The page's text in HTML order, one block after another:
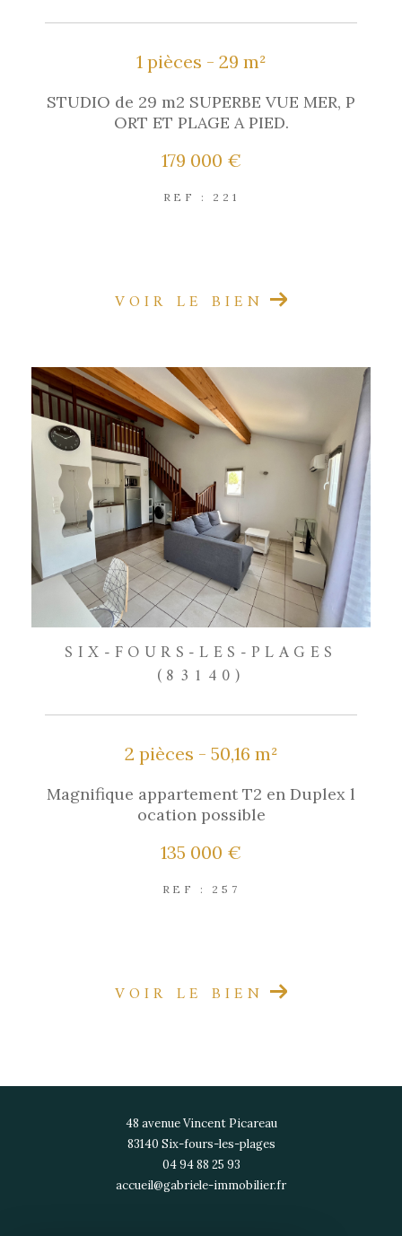
1 pièces - 29 m²
STUDIO de 29 m2 SUPERBE VUE MER, P
ORT ET PLAGE A PIED.
179 000 €
REF : 221
VOIR LE BIEN
SIX-FOURS-LES-PLAGES
(83140)
2 pièces - 50,16 m²
Magnifique appartement T2 en Duplex l
ocation possible
135 000 €
REF : 257
VOIR LE BIEN
48 avenue Vincent Picareau
83140
six-fours-les-plages
04 94 88 25 93
accueil@gabriele-immobilier.fr